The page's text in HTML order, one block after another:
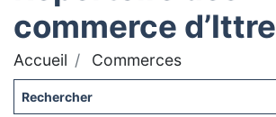
commerce d’Ittre
Accueil Commerces